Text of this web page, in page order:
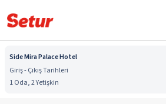
Side Mira Palace Hotel
Giriş - Çıkış Tarihleri
1 Oda, 2 Yetişkin